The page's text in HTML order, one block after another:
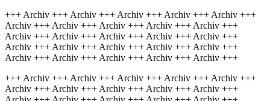
+++ Archiv +++ Archiv +++ Archiv +++ Archiv +++ Archiv +++
Archiv +++ Archiv +++ Archiv +++ Archiv +++ Archiv +++
Archiv +++ Archiv +++ Archiv +++ Archiv +++ Archiv +++
Archiv +++ Archiv +++ Archiv +++ Archiv +++ Archiv +++
Archiv +++ Archiv +++ Archiv +++ Archiv +++ Archiv +++
+++ Archiv +++ Archiv +++ Archiv +++ Archiv +++ Archiv +++
Archiv +++ Archiv +++ Archiv +++ Archiv +++ Archiv +++